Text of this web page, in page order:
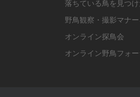
落ちている鳥を見つ
野鳥観察・撮影マナ
オンライン探鳥会
オンライン野鳥フォ